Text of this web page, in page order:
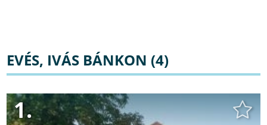
EVÉS, IVÁS BÁNKON (4)
1.